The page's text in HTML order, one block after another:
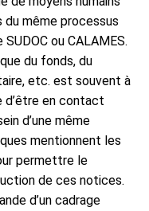
du même processus
ou CALAMES.
du fonds, du
etc. est souvent à
en contact
d’une même
mentionnent les
permettre le
de ces notices.
d’un cadrage